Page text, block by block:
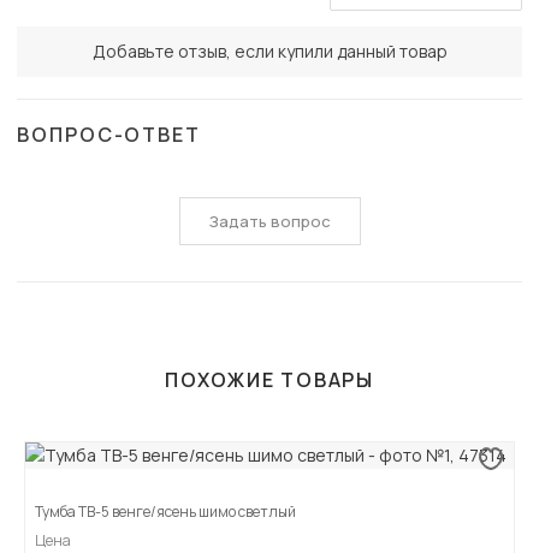
Добавьте отзыв, если купили данный товар
ВОПРОС-ОТВЕТ
Задать вопрос
ПОХОЖИЕ ТОВАРЫ
Тумба ТВ-5 венге/ясень шимо светлый
Цена